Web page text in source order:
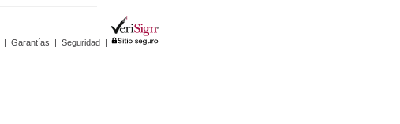
| Garantías | Seguridad |